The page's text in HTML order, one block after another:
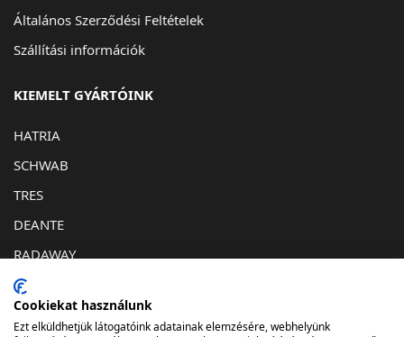
Általános Szerződési Feltételek
Szállítási információk
KIEMELT GYÁRTÓINK
HATRIA
SCHWAB
TRES
DEANTE
RADAWAY
KAPCSOLAT
Cookiekat használunk
Ezt elküldhetjük látogatóink adatainak elemzésére, webhelyünk